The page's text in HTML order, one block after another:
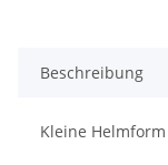
Beschreibung
Kleine